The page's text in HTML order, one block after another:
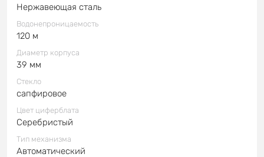
Нержавеющая сталь
Водонепроницаемость
120 м
Диаметр корпуса
39 мм
Стекло
сапфировое
Цвет циферблата
Серебристый
Тип механизма
Автоматический